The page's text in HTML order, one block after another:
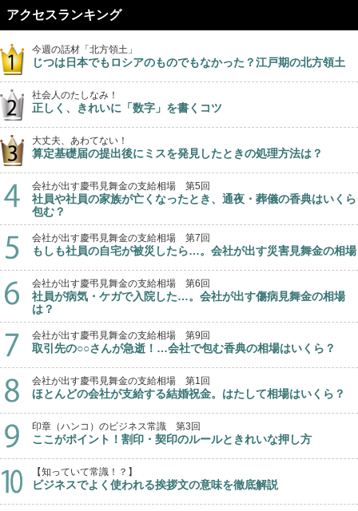
アクセスランキング
今週の話材「北方領土」
じつは日本でもロシアのものでもなかった？江戸期の北方領土
社会人のたしなみ！
正しく、きれいに「数字」を書くコツ
大丈夫、あわてない！
算定基礎届の提出後にミスを発見したときの処理方法は？
会社が出す慶弔見舞金の支給相場 第5回
社員や社員の家族が亡くなったとき、通夜・葬儀の香典はいくら
包む？
会社が出す慶弔見舞金の支給相場 第7回
もしも社員の自宅が被災したら…。会社が出す災害見舞金の相場
会社が出す慶弔見舞金の支給相場 第6回
社員が病気・ケガで入院した…。会社が出す傷病見舞金の相場
は？
会社が出す慶弔見舞金の支給相場 第9回
取引先の○○さんが急逝！…会社で包む香典の相場はいくら？
会社が出す慶弔見舞金の支給相場 第1回
ほとんどの会社が支給する結婚祝金。はたして相場はいくら？
印章（ハンコ）のビジネス常識 第3回
ここがポイント！割印・契印のルールときれいな押し方
【知っていて常識！？】
ビジネスでよく使われる挨拶文の意味を徹底解説